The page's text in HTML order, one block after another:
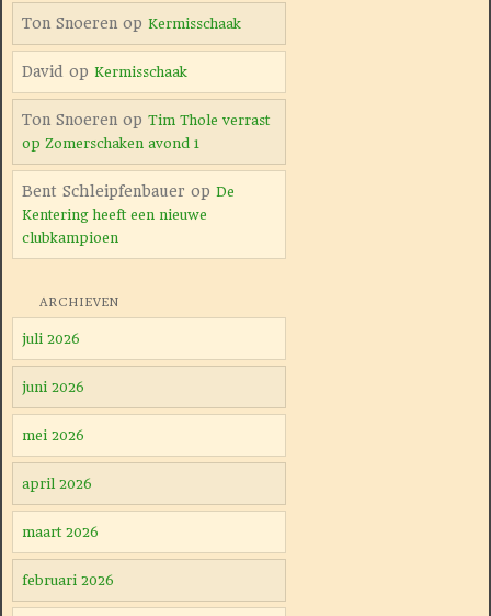
Ton Snoerenop Kermisschaak
Davidop Kermisschaak
Ton Snoerenop Tim Thole verrast
op Zomerschaken avond 1
Bent Schleipfenbauer op De
Kentering heeft een nieuwe
clubkampioen
ARCHIEVEN
juli 2026
juni 2026
mei 2026
april 2026
maart 2026
februari 2026